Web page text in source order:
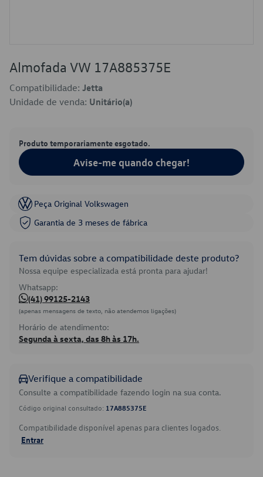
Almofada VW 17A885375E
Compatibilidade: Jetta
Unidade de venda: Unitário(a)
Produto temporariamente esgotado.
Avise-me quando chegar!
Peça Original Volkswagen
Garantia de 3 meses de fábrica
Tem dúvidas sobre a compatibilidade deste produto?
Nossa equipe especializada está pronta para ajudar!
Whatsapp:
(41) 99125-2143
(apenas mensagens de texto, não atendemos ligações)
Horário de atendimento:
Segunda à sexta, das 8h às 17h.
Verifique a compatibilidade
Consulte a compatibilidade fazendo login na sua conta.
Código original consultado: 17A885375E
Compatibilidade disponível apenas para clientes logados.
Entrar